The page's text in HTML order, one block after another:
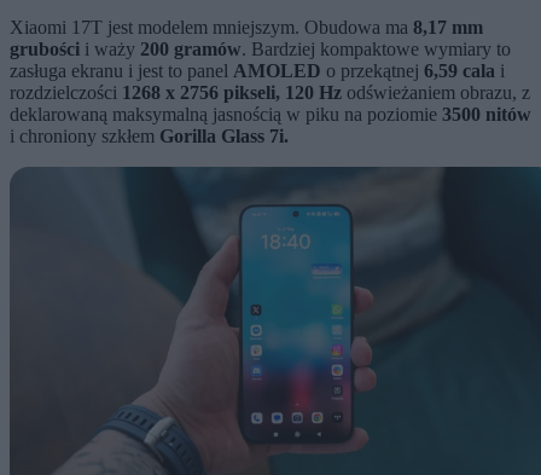
Xiaomi 17T jest modelem mniejszym. Obudowa ma 8,17 mm
grubości i waży 200 gramów. Bardziej kompaktowe wymiary to
zasługa ekranu i jest to panel AMOLED o przekątnej 6,59 cala i
rozdzielczości 1268 x 2756 pikseli, 120 Hz odświeżaniem obrazu, z
deklarowaną maksymalną jasnością w piku na poziomie 3500 nitów
i chroniony szkłem Gorilla Glass 7i.